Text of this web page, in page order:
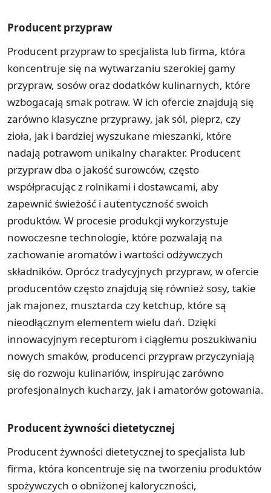
Producent przypraw
Producent przypraw to specjalista lub firma, która
koncentruje się na wytwarzaniu szerokiej gamy
przypraw, sosów oraz dodatków kulinarnych, które
wzbogacają smak potraw. W ich ofercie znajdują się
zarówno klasyczne przyprawy, jak sól, pieprz, czy
zioła, jak i bardziej wyszukane mieszanki, które
nadają potrawom unikalny charakter. Producent
przypraw dba o jakość surowców, często
współpracując z rolnikami i dostawcami, aby
zapewnić świeżość i autentyczność swoich
produktów. W procesie produkcji wykorzystuje
nowoczesne technologie, które pozwalają na
zachowanie aromatów i wartości odżywczych
składników. Oprócz tradycyjnych przypraw, w ofercie
producentów często znajdują się również sosy, takie
jak majonez, musztarda czy ketchup, które są
nieodłącznym elementem wielu dań. Dzięki
innowacyjnym recepturom i ciągłemu poszukiwaniu
nowych smaków, producenci przypraw przyczyniają
się do rozwoju kulinariów, inspirując zarówno
profesjonalnych kucharzy, jak i amatorów gotowania.
Producent żywności dietetycznej
Producent żywności dietetycznej to specjalista lub
firma, która koncentruje się na tworzeniu produktów
spożywczych o obniżonej kaloryczności,